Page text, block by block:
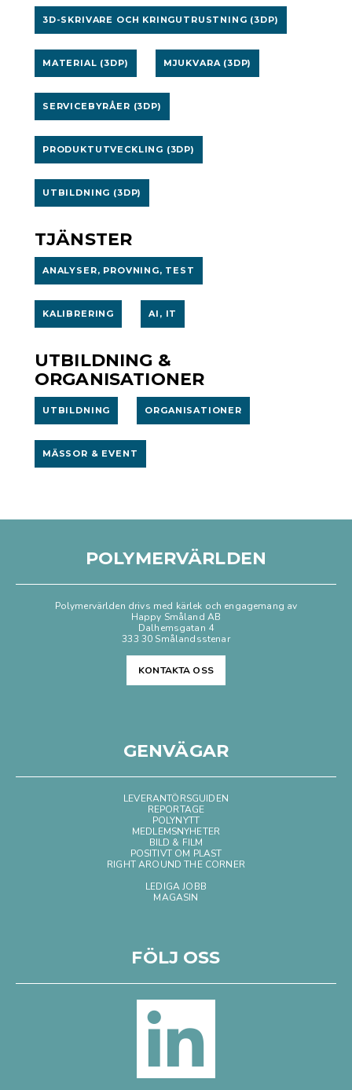
3D-SKRIVARE OCH KRINGUTRUSTNING (3DP)
MATERIAL (3DP) MJUKVARA (3DP)
SERVICEBYRÅER (3DP)
PRODUKTUTVECKLING (3DP)
UTBILDNING (3DP)
TJÄNSTER
ANALYSER, PROVNING, TEST
KALIBRERING AI, IT
UTBILDNING &
ORGANISATIONER
UTBILDNING ORGANISATIONER
MÄSSOR & EVENT
POLYMERVÄRLDEN
Polymervärlden drivs med kärlek och engagemang av
Happy Småland AB
Dalhemsgatan 4
333 30 Smålandsstenar
KONTAKTA OSS
GENVÄGAR
LEVERANTÖRSGUIDEN
REPORTAGE
POLYNYTT
MEDLEMSNYHETER
BILD & FILM
POSITIVT OM PLAST
RIGHT AROUND THE CORNER
LEDIGA JOBB
MAGASIN
FÖLJ OSS